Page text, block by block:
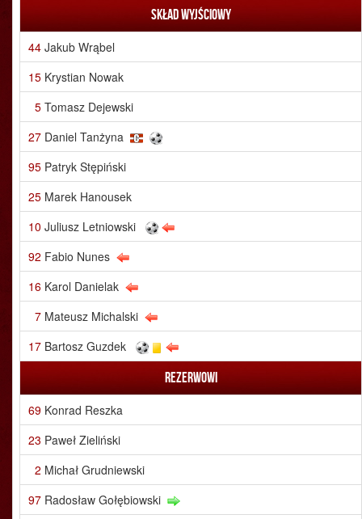
Skład wyjściowy
44 Jakub Wrąbel
15 Krystian Nowak
5 Tomasz Dejewski
27 Daniel Tanżyna
95 Patryk Stępiński
25 Marek Hanousek
10 Juliusz Letniowski
92 Fabio Nunes
16 Karol Danielak
7 Mateusz Michalski
17 Bartosz Guzdek
Rezerwowi
69 Konrad Reszka
23 Paweł Zieliński
2 Michał Grudniewski
97 Radosław Gołębiowski